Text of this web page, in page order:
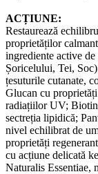
ACȚIUNE:
Restaurează
proprietăților
ingrediente active
Șoricelului, Tei,
țesuturile cutanate,
Glucan cu
radiațiilor UV;
sectreția lipidică;
nivel echilibrat de
proprietăți
cu acțiune delicată
Naturalis Essentiae,